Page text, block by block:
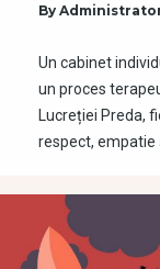
By
Un cabinet
un proces
Lucreției Preda,
respect, empatie